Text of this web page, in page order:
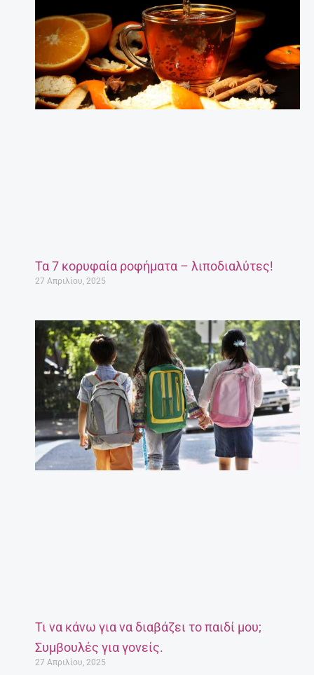
Τα 7 κορυφαία ροφήματα – λιποδιαλύτες!
27 Απριλίου, 2025
Τι να κάνω για να διαβάζει το παιδί μου;
Συμβουλές για γονείς.
27 Απριλίου, 2025